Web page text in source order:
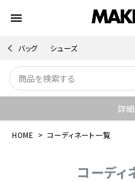
menu
バッグ シューズ
詳
HOME コーディネート一覧
コーディ